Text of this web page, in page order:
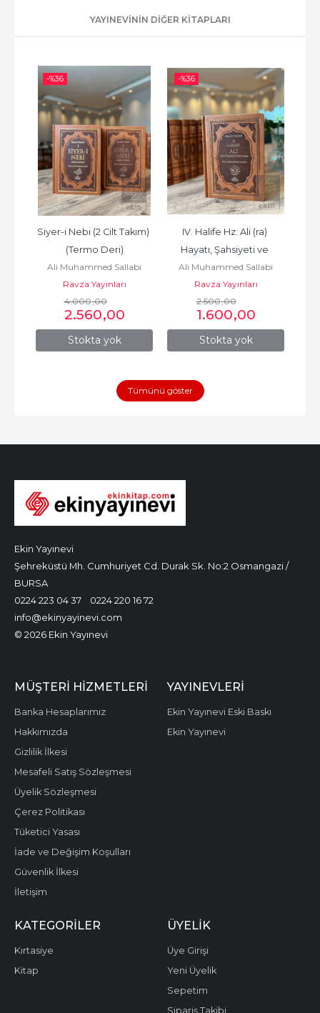
YAYINEVININ DIĞER KITAPLARI
-%36
Stokta yok
Siyer-i Nebi (2 Cilt Takım)
(Termo Deri)
Ali Muhammed Sallabi
Ravza Yayınları
4.000,00
2.560,00
-%36
Stokta yok
IV. Halife Hz. Ali (ra)
Hayatı, Şahsiyeti ve
Dönemi (Termo Deri)
Ali Muhammed Sallabi
Ravza Yayınları
2.500,00
1.600,00
Tümünü göster
Ekin Yayınevi
Şehreküstü Mh. Cumhuriyet Cd. Durak Sk. No:2 Osmangazi /
BURSA
0224 223 04 37
0224 220 16 72
info@ekinyayinevi.com
© 2026 Ekin Yayınevi
MÜŞTERI HIZMETLERI
Banka Hesaplarımız
Hakkımızda
Gizlilik İlkesi
Mesafeli Satış Sözleşmesi
Üyelik Sözleşmesi
Çerez Politikası
Tüketici Yasası
İade ve Değişim Koşulları
Güvenlik İlkesi
İletişim
YAYINEVLERI
Ekin Yayınevi Eski Baskı
Ekin Yayınevi
KATEGORILER
Kırtasiye
Kitap
ÜYELIK
Üye Girişi
Yeni Üyelik
Sepetim
Sipariş Takibi